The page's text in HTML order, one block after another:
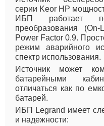
серии Keor HP
ИБП работает
преобразования
Power Factor 0.9.
режим аварийного
спектр использования.
Источник может
батарейными
отличаться как по
батарей.
ИБП Legrand имеет
и надежности: